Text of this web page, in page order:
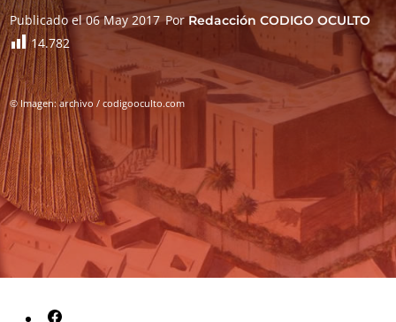
Publicado el 06 May 2017 PorRedacción CODIGO OCULTO
14.782
© Imagen: archivo / codigooculto.com